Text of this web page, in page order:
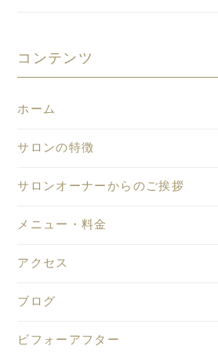
コンテンツ
ホーム
サロンの特徴
サロンオーナーからのご挨拶
メニュー・料金
アクセス
ブログ
ビフォーアフター